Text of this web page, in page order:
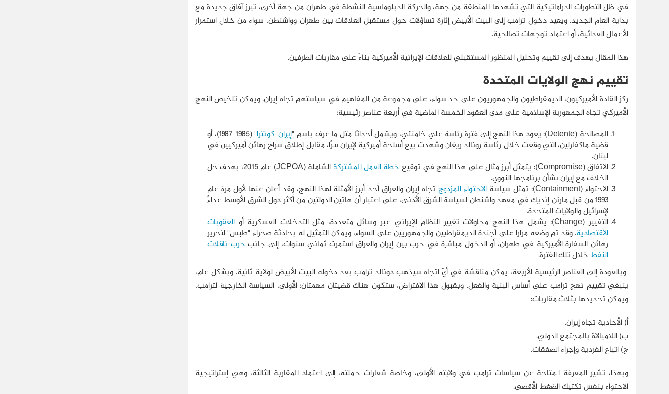
في ظل التطورات الدراماتيكية التي تشهدها المنطقة من جهة، والحركة الدبلوماسية النشطة في طهران من جهة أخرى، تبرز آفاق جديدة مع
بداية العام الجديد. ويعيد دخول ترامب إلى البيت الأبيض إثارة تساؤلات حول مستقبل العلاقات بين طهران وواشنطن، سواء من خلال استمرار
الأعمال العدائية، أو اعتماد توجهات تصالحية.
هذا المقال يهدف إلى تقييم وتحليل المنظور المستقبلي للعلاقات الإيرانية الأميركية بناءً على مقاربات الطرفين.
تقييم نهج الولايات المتحدة
ركز القادة الأميركيون، الدیمقراطیون والجمهوریون علی حد سواء، على مجموعة من المفاهيم في سياستهم تجاه إيران. ويمكن تلخيص النهج
الأميركي تجاه الجمهورية الإسلامية على مدى العقود الخمسة الماضية في أربعة عناصر رئيسية:
المصالحة (Detente): يعود هذا النهج إلى فترة رئاسة علي خامنئي، ويشمل أحداثًا مثل ما عرف باسم "
إيران-كونترا
" (1985-1987)، أو
قضية ماكفارلين، التي وقعت خلال رئاسة رونالد ريغان وشهدت بيع أسلحة أميركية لإيران سرًا، مقابل إطلاق سراح رهائن أميركيين في
لبنان.
الاتفاق (Compromise): يتمثل أبرز مثال على هذا النهج في توقيع
خطة العمل المشتركة
الشاملة (JCPOA) عام 2015، بهدف حل
الخلاف مع إيران بشأن برنامجها النووي.
الاحتواء (Containment): تمثل سياسة
الاحتواء المزدوج تجاه إيران والعراق أحد أبرز الأمثلة لهذا النهج، وقد أُعلن عنها لأول مرة عام
1993 من قبل مارتن إنديك في معهد واشنطن لسیاسة الشرق الأدنی، على اعتبار أن هاتين الدولتين من أكثر دول الشرق الأوسط عداءً
لإسرائیل والولايات المتحدة.
التغيير (Change): يشمل هذا النهج محاولات تغيير النظام الإيراني عبر وسائل متعددة، مثل التدخلات العسكرية أو
العقوبات
الاقتصادية. وقد تم وضعه مرارا علی أجندة الدیمقراطیین والجمهوریین على السواء، ويمكن التمثيل له بحادثة صحراء "طبس" لتحریر
رهائن السفارة الأميرکیة في طهران، أو الدخول مباشرة في حرب بين إيران والعراق استمرت ثماني سنوات، إلى جانبحرب ناقلات
النفط خلال تلك الفترة.
وبالعودة إلى العناصر الرئيسية الأربعة، يمكن مناقشة في أيّ اتجاه سيذهب دونالد ترامب بعد دخوله البيت الأبيض لولاية ثانية. وبشكل عام،
ينبغي تقييم نهج ترامب على أساس البنية والفعل. وبقبول هذا الافتراض، ستكون هناك قضيتان مهمتان: الأولى، السياسة الخارجية لترامب،
ويمكن تحديدها بثلاث مقاربات:
أ) الأحادية تجاه إيران.
ب) اللامبالاة بالمجتمع الدولي.
ج) اتباع الفردية وإجراء الصفقات.
وبهذا، تشير المعرفة المتاحة عن سياسات ترامب في ولايته الأولى، وخاصة شعارات حملته، إلى اعتماد المقاربة الثالثة، وهي إستراتيجية
الاحتواء بنفس تكتيك الضغط الأقصى.